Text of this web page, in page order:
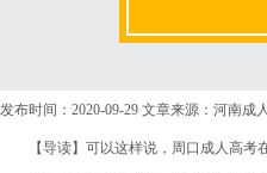
报名
发布时间：2020-09-29 文章来源：河南成
【导读】可以这样说，周口成人高考在